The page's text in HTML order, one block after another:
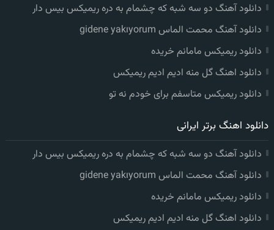
دانلود آهنگ دو سه شبه که چشمام به دره ریمیکس بیس دار
دانلود آهنگ محمت الماس gidene yakıyorum
دانلود ریمیکس مامانم خریده
دانلود اهنگ گل منه ادیم ادیم ریمیکس
دانلود ریمیکس متاسفم برای خودم نه تو
دانلود اهنگ برتر ایرانی
دانلود آهنگ دو سه شبه که چشمام به دره ریمیکس بیس دار
دانلود آهنگ محمت الماس gidene yakıyorum
دانلود ریمیکس مامانم خریده
دانلود اهنگ گل منه ادیم ادیم ریمیکس